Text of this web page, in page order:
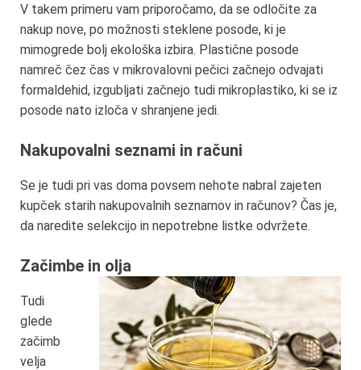
V takem primeru vam priporočamo, da se odločite za
nakup nove, po možnosti steklene posode, ki je
mimogrede bolj ekološka izbira. Plastične posode
namreč čez čas v mikrovalovni pečici začnejo odvajati
formaldehid, izgubljati začnejo tudi mikroplastiko, ki se iz
posode nato izloča v shranjene jedi.
Nakupovalni seznami in računi
Se je tudi pri vas doma povsem nehote nabral zajeten
kupček starih nakupovalnih seznamov in računov? Čas je,
da naredite selekcijo in nepotrebne listke odvržete.
Začimbe in olja
Tudi
glede
začimb
velja